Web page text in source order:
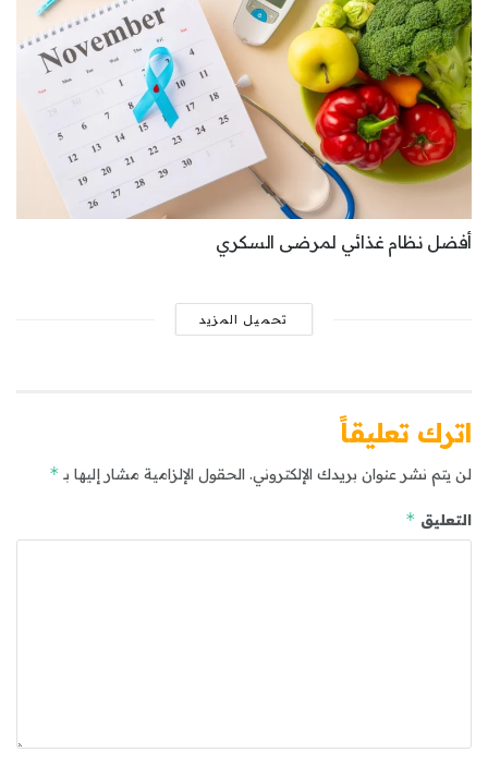
أفضل نظام غذائي لمرضى السكري
تحميل المزيد
اترك تعليقاً
لن يتم نشر عنوان بريدك الإلكتروني. الحقول الإلزامية مشار إليها بـ *
التعليق *